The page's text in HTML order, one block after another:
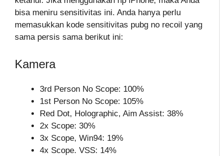
bisa meniru sensitivitas ini. Anda hanya perlu
memasukkan kode sensitivitas pubg no recoil yang
sama persis sama berikut ini:
Kamera
3rd Person No Scope: 100%
1st Person No Scope: 105%
Red Dot, Holographic, Aim Assist: 38%
2x Scope: 30%
3x Scope, Win94: 19%
4x Scope. VSS: 14%